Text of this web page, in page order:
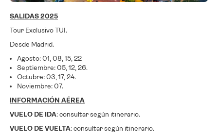
SALIDAS 2025
Tour Exclusivo TUI.
Desde Madrid.
Agosto: 01, 08, 15, 22
Septiembre: 05, 12, 26.
Octubre: 03, 17, 24.
Noviembre: 07.
INFORMACIÓN AÉREA
VUELO DE IDA: consultar según itinerario.
VUELO DE VUELTA: consultar según itinerario.